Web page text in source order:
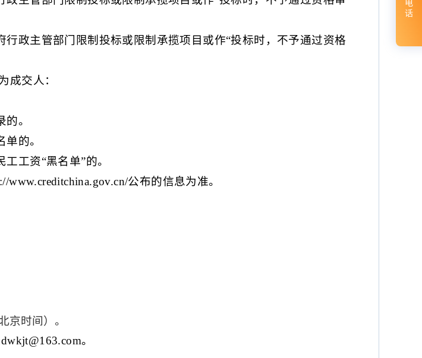
话
政主管部门限制投标或限制承揽项目或作“投标时，不予通过资格
成交人：
。
的。
工资“黑名单”的。
公布的信息为准。
京时间）。
。